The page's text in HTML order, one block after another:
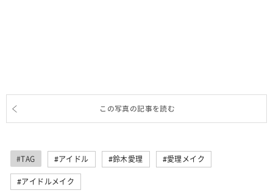
この写真の記事を読む
#TAG アイドル 鈴木愛理 愛理メイク
アイドルメイク